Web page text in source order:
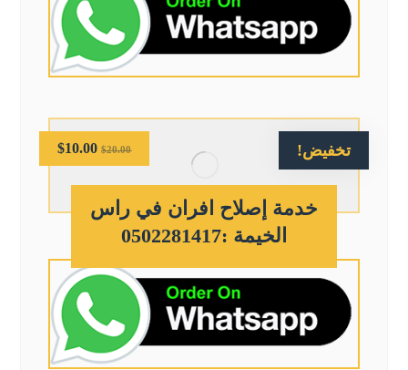
تخفيض!
خدمة إصلاح افران في راس
الخيمة :0502281417
$20.00
$10.00